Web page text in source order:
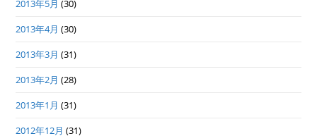
2013年5月 (30)
2013年4月 (30)
2013年3月 (31)
2013年2月 (28)
2013年1月 (31)
2012年12月 (31)